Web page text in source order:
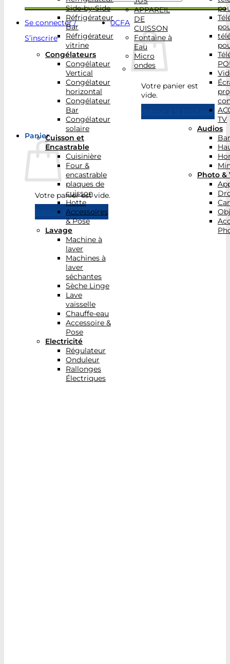
Se connecter /
S’inscrire
0CFA
Votre panier est
vide.
Retour à la boutique
Panier
Votre panier est vide.
Retour à la boutique
Side-by-Side
Réfrigérateur
Bar
Réfrigérateur
vitrine
Congélateurs
Congélateur
Vertical
Congélateur
horizontal
Congélateur
Bar
Congélateur
solaire
Cuisson et
Encastrable
Cuisinière
Four &
encastrable
plaques de
cuisson
Hotte
Accessoires
& Pose
Lavage
Machine à
laver
Machines à
laver
séchantes
Sèche Linge
Lave
vaisselle
Chauffe-eau
Accessoire &
Pose
Electricité
Régulateur
Onduleur
Rallonges
Électriques
APPAREIL
DE
CUISSON
Fontaine à
Eau
Micro
ondes
TV
Audios
Photo &